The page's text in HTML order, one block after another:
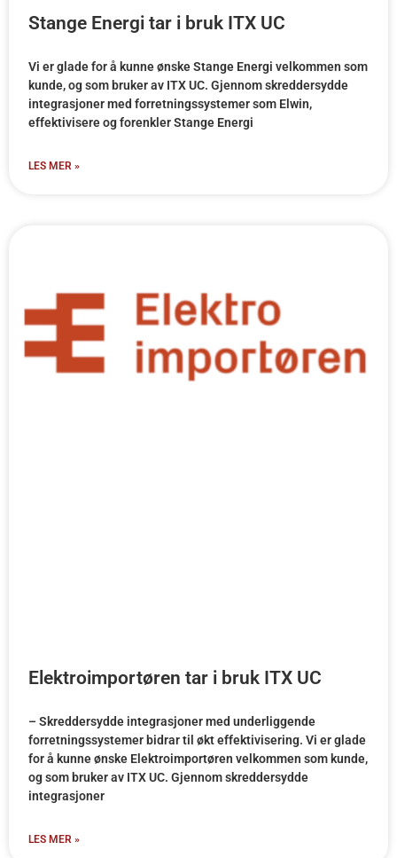
Stange Energi tar i bruk ITX UC
Vi er glade for å kunne ønske Stange Energi velkommen som
kunde, og som bruker av ITX UC. Gjennom skreddersydde
integrasjoner med forretningssystemer som Elwin,
effektivisere og forenkler Stange Energi
LES MER »
Elektroimportøren tar i bruk ITX UC
– Skreddersydde integrasjoner med underliggende
forretningssystemer bidrar til økt effektivisering. Vi er glade
for å kunne ønske Elektroimportøren velkommen som kunde,
og som bruker av ITX UC. Gjennom skreddersydde
integrasjoner
LES MER »